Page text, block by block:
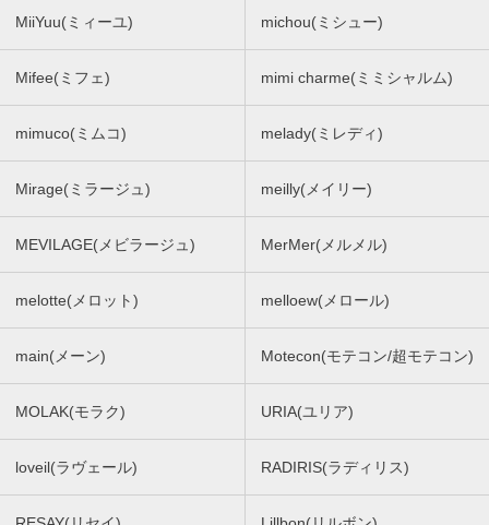
MiiYuu(ミィーユ) michou(ミシュー)
Mifee(ミフェ) mimi charme(ミミシャルム)
mimuco(ミムコ) melady(ミレディ)
Mirage(ミラージュ) meilly(メイリー)
MEVILAGE(メビラージュ) MerMer(メルメル)
melotte(メロット) melloew(メロール)
main(メーン) Motecon(モテコン/超モテコン)
MOLAK(モラク) URIA(ユリア)
loveil(ラヴェール) RADIRIS(ラディリス)